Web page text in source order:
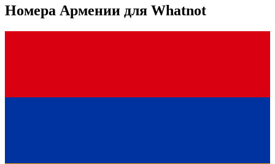
Номера Армении для Whatnot